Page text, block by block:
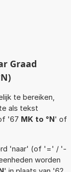
Graad
te bereiken,
als tekst
'67 MK to °N' of
'naar' (of '=' / '-
worden